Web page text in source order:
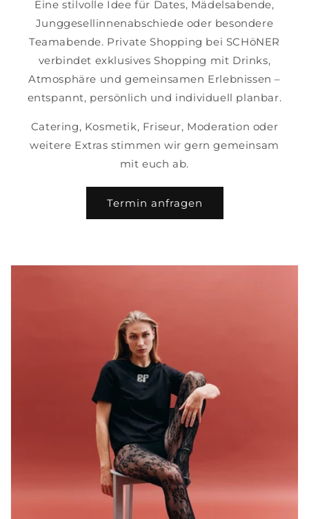
Eine stilvolle Idee für Dates, Mädelsabende,
Junggesellinnenabschiede oder besondere
Teamabende. Private Shopping bei SCHöNER
verbindet exklusives Shopping mit Drinks,
Atmosphäre und gemeinsamen Erlebnissen –
entspannt, persönlich und individuell planbar.
Catering, Kosmetik, Friseur, Moderation oder
weitere Extras stimmen wir gern gemeinsam
mit euch ab.
Termin anfragen